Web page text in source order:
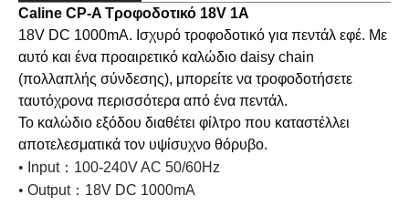
Caline CP-A Τροφοδοτικό 18V 1A
18V DC 1000mA. Ισχυρό τροφοδοτικό για πεντάλ εφέ. Με
αυτό και ένα προαιρετικό καλώδιο daisy chain
(πολλαπλής σύνδεσης), μπορείτε να τροφοδοτήσετε
ταυτόχρονα περισσότερα από ένα πεντάλ.
Το καλώδιο εξόδου διαθέτει φίλτρο που καταστέλλει
αποτελεσματικά τον υψίσυχνο θόρυβο.
• Input： 100-240V AC 50/60Hz
• Output： 18V DC 1000mA